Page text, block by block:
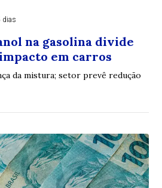
dias
na gasolina divide
em carros
da mistura; setor prevê redução